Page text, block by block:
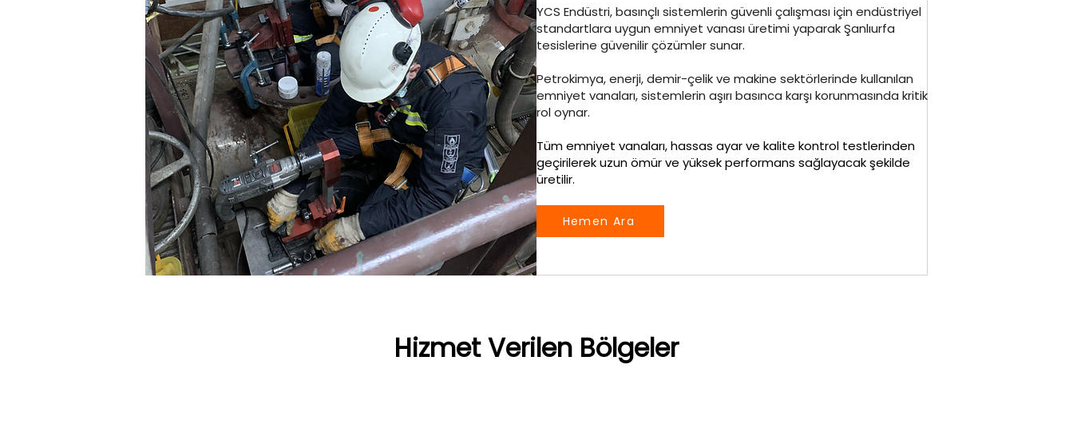
YCS Endüstri, basınçlı sistemlerin güvenli çalışması için endüstriyel
standartlara uygun emniyet vanası üretimi yaparak Şanlıurfa
tesislerine güvenilir çözümler sunar.
Petrokimya, enerji, demir-çelik ve makine sektörlerinde kullanılan
emniyet vanaları, sistemlerin aşırı basınca karşı korunmasında kritik
rol oynar.
Tüm emniyet vanaları, hassas ayar ve kalite kontrol testlerinden
geçirilerek uzun ömür ve yüksek performans sağlayacak şekilde
üretilir.
Hemen Ara
Hizmet Verilen Bölgeler